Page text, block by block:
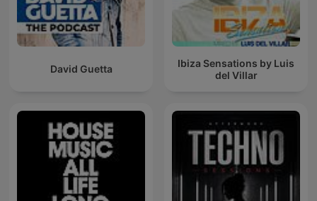
David Guetta
Ibiza Sensations by Luis
del Villar